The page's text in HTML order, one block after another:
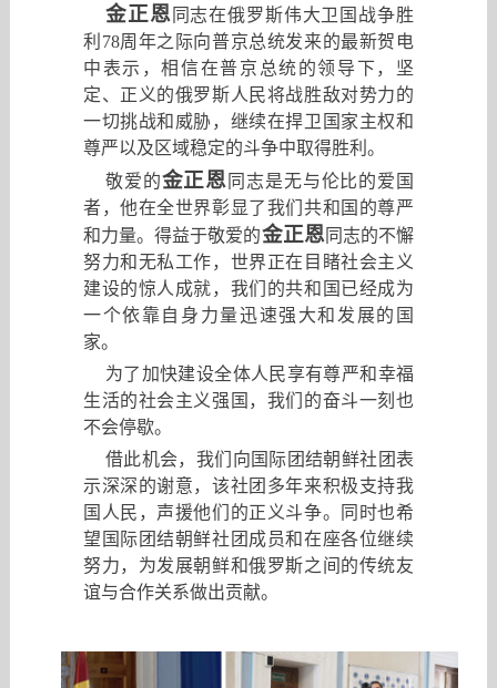
金正恩 同志在俄罗斯伟大卫国战争胜
利 78周年之际向普京总统发来的最新贺电
中表示，相信在普京总统的领导下，坚
定、正义的俄罗斯人民将战胜敌对势力的
一切挑战和威胁，继续在捍卫国家主权和
尊严以及区域稳定的斗争中取得胜利。
敬爱的金正恩 同志是无与伦比的爱国
者，他在全世界彰显了我们共和国的尊严
和力量。得益于敬爱的金正恩 同志的不懈
努力和无私工作， 世界正在目睹社会主义
建设的惊人成就， 我们的共和国已经成为
一个依靠自身力量迅速强大和发展的国
家。
为了加快建设全体人民享有尊严和幸福
生活的社会主义强国 ， 我们的奋斗一刻也
不会停歇。
借此机会， 我们向国际团结朝鲜社团表
示深深的谢意，该社团多年来积极支持我
国人民 ， 声援他们的正义斗争。同时也希
望国际团结朝鲜社团成员和在座各位继续
努力， 为发展朝鲜和俄罗斯之间的传统友
谊与合作关系做出贡献。